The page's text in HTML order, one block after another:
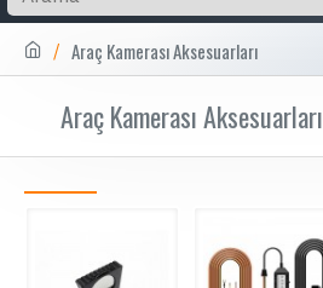
Araç Kamerası Aksesuarları
Araç Kamerası Aksesuarları